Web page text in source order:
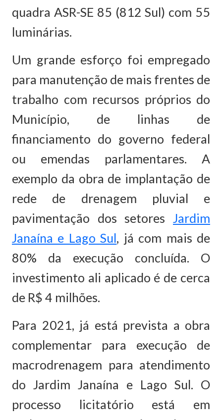
quadra ASR-SE 85 (812 Sul) com 55
luminárias.
Um grande esforço foi empregado
para manutenção de mais frentes de
trabalho com recursos próprios do
Município, de linhas de
financiamento do governo federal
ou emendas parlamentares. A
exemplo da obra de implantação de
rede de drenagem pluvial e
pavimentação dos setores Jardim
Janaína e Lago Sul, já com mais de
80% da execução concluída. O
investimento ali aplicado é de cerca
de R$ 4 milhões.
Para 2021, já está prevista a obra
complementar para execução de
macrodrenagem para atendimento
do Jardim Janaína e Lago Sul. O
processo licitatório está em